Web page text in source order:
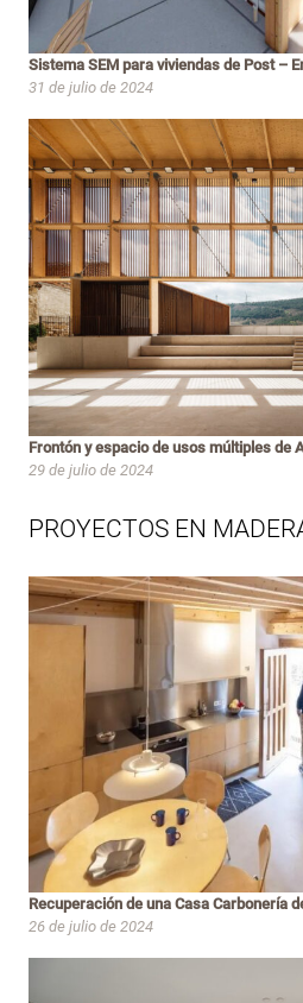
Sistema SEM para viviendas de Post –
31 de julio de 2024
Frontón y espacio de usos múltiples de
29 de julio de 2024
PROYECTOS EN
Recuperación de una Casa Carbonería
26 de julio de 2024